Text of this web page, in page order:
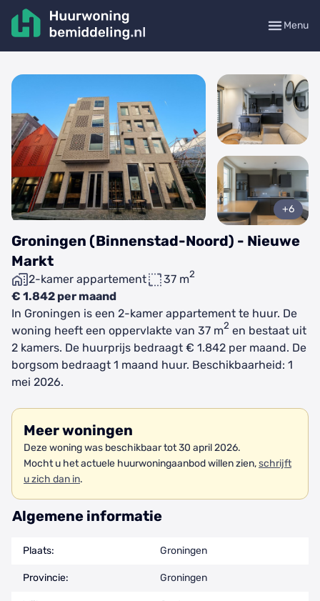
Menu
Groningen (Binnenstad-Noord) - Nieuwe
Markt
2-kamer appartement 37 m2
€ 1.842 per maand
+6
In Groningen is een 2-kamer appartement te huur. De
woning heeft een oppervlakte van 37 m2 en bestaat uit
2 kamers. De huurprijs bedraagt € 1.842 per maand. De
borgsom bedraagt 1 maand huur. Beschikbaarheid: 1
mei 2026.
Meer woningen
Deze woning was beschikbaar tot 30 april 2026.
Mocht u het actuele huurwoningaanbod willen zien,schrijft
u zich dan in.
Algemene informatie
Plaats: Groningen
Provincie: Groningen